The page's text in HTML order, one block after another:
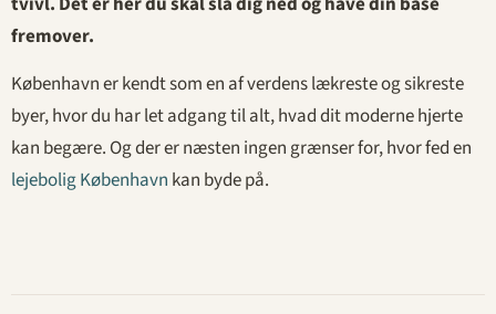
fremover.
København er kendt som en af verdens lækreste og sikreste
byer, hvor du har let adgang til alt, hvad dit moderne hjerte
kan begære. Og der er næsten ingen grænser for, hvor fed en
lejebolig København kan byde på.